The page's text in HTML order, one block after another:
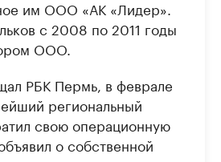
им ООО «АК «Лидер».
с 2008 по 2011 годы
ООО.
РБК Пермь, в феврале
региональный
свою операционную
о собственной